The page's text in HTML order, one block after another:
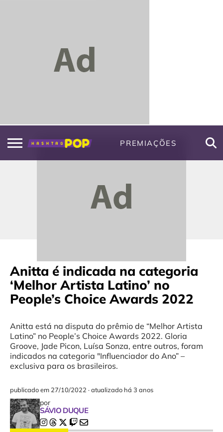
PREMIAÇÕES
Anitta é indicada na categoria
‘Melhor Artista Latino’ no
People’s Choice Awards 2022
Anitta está na disputa do prêmio de “Melhor Artista
Latino” no People’s Choice Awards 2022. Gloria
Groove, Jade Picon, Luísa Sonza, entre outros, foram
indicados na categoria "Influenciador do Ano” –
exclusiva para os brasileiros.
publicado em 27/10/2022 ·atualizado há 3 anos
por
SÁVIO DUQUE